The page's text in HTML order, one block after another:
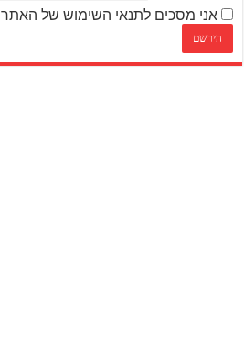
אני מסכים לתנאי השימוש של האתר